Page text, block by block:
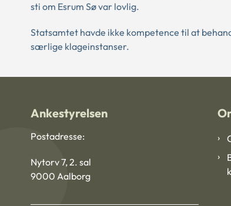
sti om Esrum Sø var lovlig.
Statsamtet havde ikke kompetence til at
særlige klageinstanser.
Ankestyrelsen
Postadresse:
Nytorv 7, 2. sal
9000 Aalborg